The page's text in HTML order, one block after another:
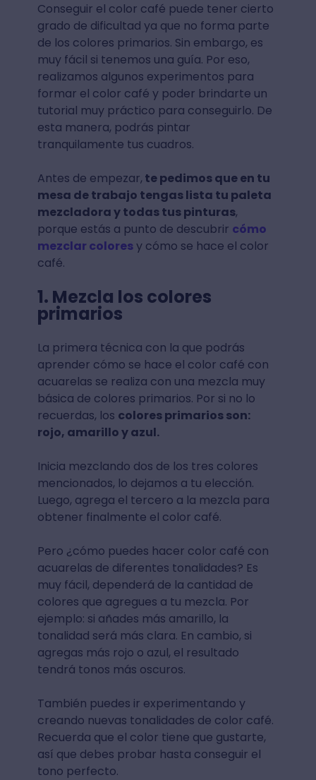
Conseguir el color café puede tener cierto
grado de dificultad ya que no forma parte
de los colores primarios. Sin embargo, es
muy fácil si tenemos una guía. Por eso,
realizamos algunos experimentos para
formar el color café y poder brindarte un
tutorial muy práctico para conseguirlo. De
esta manera, podrás pintar
tranquilamente tus cuadros.
Antes de empezar, te pedimos que en tu
mesa de trabajo tengas lista tu paleta
mezcladora y todas tus pinturas,
porque estás a punto de descubrir cómo
mezclar coloresy cómo se hace el color
café.
1. Mezcla los colores
primarios
La primera técnica con la que podrás
aprender cómo se hace el color café con
acuarelas se realiza con una mezcla muy
básica de colores primarios. Por si no lo
recuerdas, los colores primarios son:
rojo, amarillo y azul.
Inicia mezclando dos de los tres colores
mencionados, lo dejamos a tu elección.
Luego, agrega el tercero a la mezcla para
obtener finalmente el color café.
Pero ¿cómo puedes hacer color café con
acuarelas de diferentes tonalidades? Es
muy fácil, dependerá de la cantidad de
colores que agregues a tu mezcla. Por
ejemplo: si añades más amarillo, la
tonalidad será más clara. En cambio, si
agregas más rojo o azul, el resultado
tendrá tonos más oscuros.
También puedes ir experimentando y
creando nuevas tonalidades de color café.
Recuerda que el color tiene que gustarte,
así que debes probar hasta conseguir el
tono perfecto.